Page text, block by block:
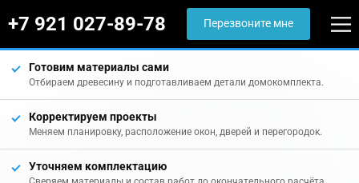
+7 921 027-89-78 Перезвоните мне
Готовим материалы сами
Отбираем древесину и подготавливаем детали домокомплекта.
Корректируем проекты
Меняем планировку, расположение окон, дверей и перегородок.
Уточняем комплектацию